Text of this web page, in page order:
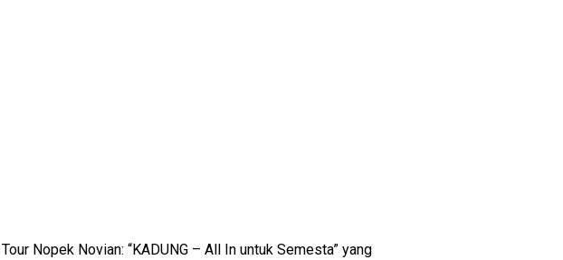
Nopek Novian: “KADUNG – All In untuk Semesta” yang